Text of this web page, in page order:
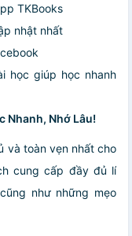
TKBooks
nhật nhất
học giúp học nhanh
Nhanh, Nhớ Lâu!
và toàn vẹn nhất cho
cung cấp đầy đủ lí
như những mẹo